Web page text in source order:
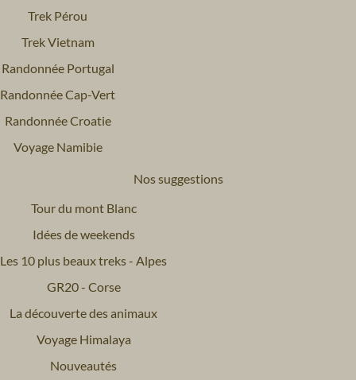
Trek Pérou
Trek Vietnam
Randonnée Portugal
Randonnée Cap-Vert
Randonnée Croatie
Voyage Namibie
Nos suggestions
Tour du mont Blanc
Idées de weekends
Les 10 plus beaux treks - Alpes
GR20 - Corse
La découverte des animaux
Voyage Himalaya
Nouveautés